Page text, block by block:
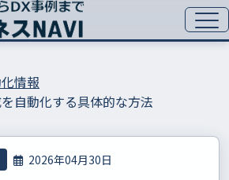
情報
自動化する具体的な方法
2026年04月30日